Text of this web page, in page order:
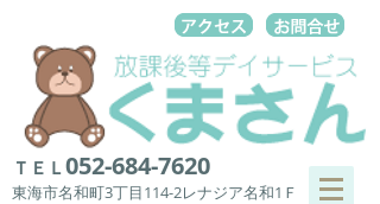
ＴＥＬ052-684-7620
東海市名和町3丁目114-2レナジア名和1Ｆ